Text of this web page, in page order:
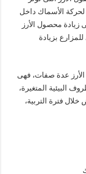
لحركة الأسماك داخل
زيادة محصول الأرز
للمزارع بزيادة
عدة صفات، فهى
البيئية المتغيرة،
فترة التربية،